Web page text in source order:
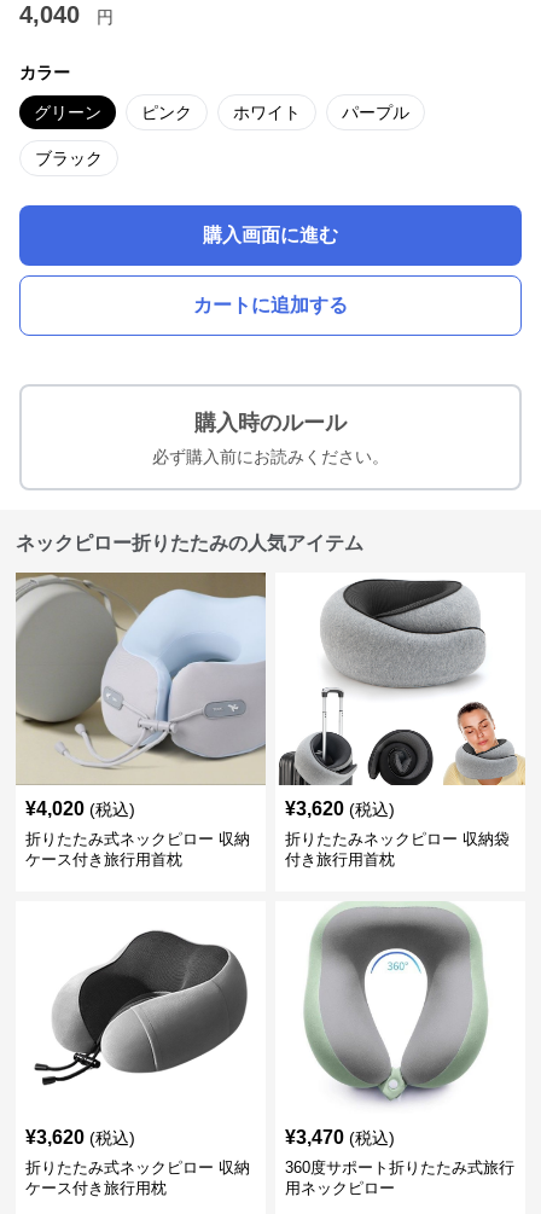
4,040 円
カラー
グリーン ピンク ホワイト パープル
ブラック
購入画面に進む
カートに追加する
購入時のルール
必ず購入前にお読みください。
ネックピロー折りたたみの人気アイテム
¥4,020 (税込)
折りたたみ式ネックピロー 収納
ケース付き旅行用首枕
¥3,620 (税込)
折りたたみネックピロー 収納袋
付き旅行用首枕
¥3,620 (税込)
折りたたみ式ネックピロー 収納
ケース付き旅行用枕
¥3,470 (税込)
360度サポート折りたたみ式旅行
用ネックピロー